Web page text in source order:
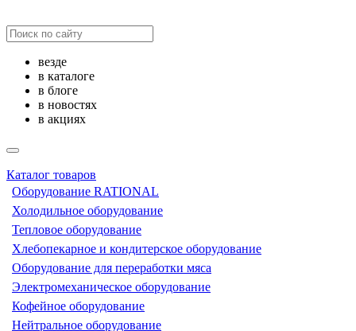
везде
в каталоге
в блоге
в новостях
в акциях
Каталог товаров
Оборудование RATIONAL
Холодильное оборудование
Тепловое оборудование
Хлебопекарное и кондитерское оборудование
Оборудование для переработки мяса
Электромеханическое оборудование
Кофейное оборудование
Нейтральное оборудование